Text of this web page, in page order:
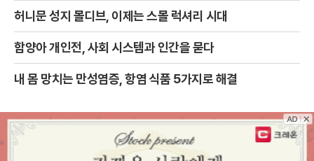
허니문 성지 몰디브, 이제는 스몰 럭셔리 시대
함양아 개인전, 사회 시스템과 인간을 묻다
내 몸 망치는 만성염증, 항염 식품 5가지로 해결